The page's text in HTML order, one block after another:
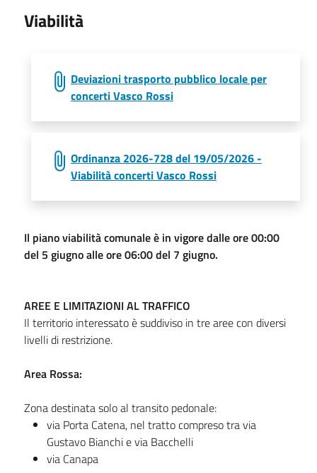
Viabilità
Deviazioni trasporto pubblico locale per
concerti Vasco Rossi
Ordinanza 2026-728 del 19/05/2026 -
Viabilità concerti Vasco Rossi
Il piano viabilità comunale è in vigore dalle ore 00:00
del 5 giugno alle ore 06:00 del 7 giugno.
AREE E LIMITAZIONI AL TRAFFICO
Il territorio interessato è suddiviso in tre aree con diversi
livelli di restrizione.
Area Rossa:
Zona destinata solo al transito pedonale:
via Porta Catena, nel tratto compreso tra via
Gustavo Bianchi e via Bacchelli
via Canapa